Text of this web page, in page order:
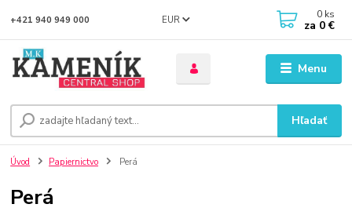
Menu
EUR
Hľadať
+421 940 949 000 0 ks
za 0 €
Úvod Papiernictvo Perá
Perá